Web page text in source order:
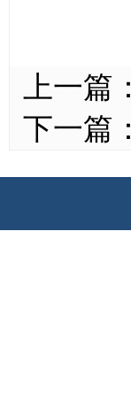
上一篇：
下一篇：